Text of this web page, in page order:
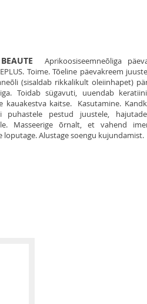
Aprikoosiseemneõliga
Toime. Tõeline päevakreem
(sisaldab rikkalikult oleiinhapet)
Toidab sügavuti, uuendab
kauakestva kaitse. Kasutamine.
puhastele pestud juustele,
Masseerige õrnalt, et vahend
loputage. Alustage soengu kujundamist.